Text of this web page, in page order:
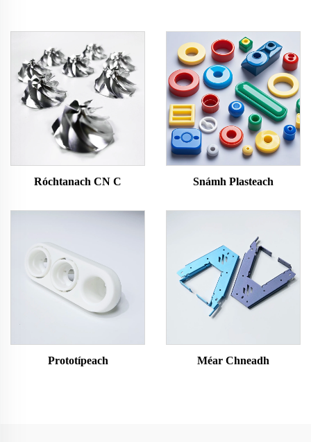
Róchtanach CN C Snámh Plasteach
Prototípeach Méar Chneadh